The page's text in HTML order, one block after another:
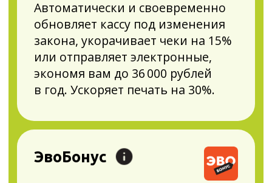
Учёт товаров.
Полный вперёд
4 оператора ЭДО прямо на кассе
Порядок в бухгалтерских